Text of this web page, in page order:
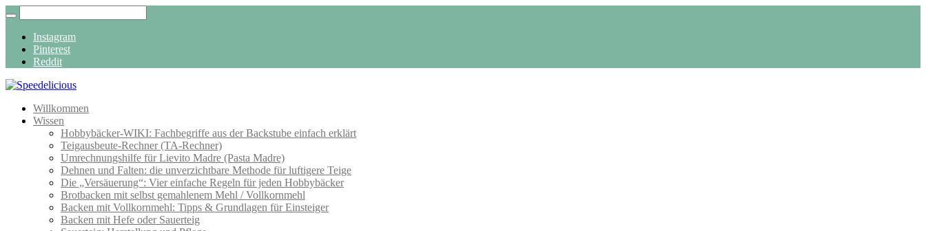
Instagram
Pinterest
Reddit
Willkommen
Wissen
Hobbybäcker-WIKI: Fachbegriffe aus der Backstube einfach erklärt
Teigausbeute-Rechner (TA-Rechner)
Umrechnungshilfe für Lievito Madre (Pasta Madre)
Dehnen und Falten: die unverzichtbare Methode für luftigere Teige
Die „Versäuerung“: Vier einfache Regeln für jeden Hobbybäcker
Brotbacken mit selbst gemahlenem Mehl / Vollkornmehl
Backen mit Vollkornmehl: Tipps & Grundlagen für Einsteiger
Backen mit Hefe oder Sauerteig